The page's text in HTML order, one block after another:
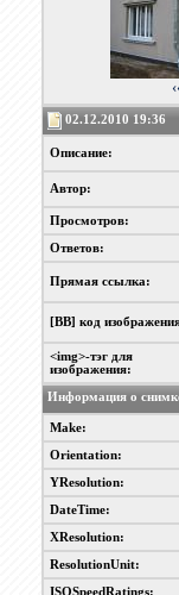
02.12.2010 19:36
Описание:
Автор:
Просмотров:
Ответов:
Прямая ссылка:
[BB] код
<img>-тэг для
изображения:
Информация о
Make:
Orientation:
YResolution:
DateTime:
XResolution:
ResolutionUnit:
ISOSpeedRatings: